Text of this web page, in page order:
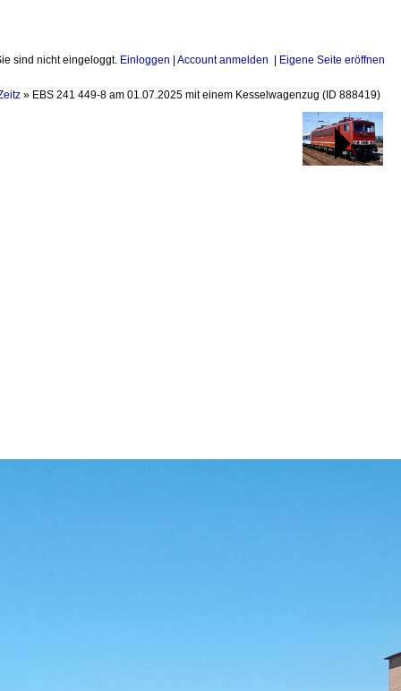
sind nicht eingeloggt. Einloggen Account anmelden Eigene Seite eröffnen
» EBS 241 449-8 am 01.07.2025 mit einem Kesselwagenzug (ID 888419)